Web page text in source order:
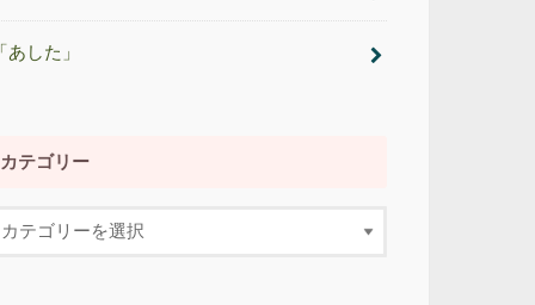
あした」
カテゴリー